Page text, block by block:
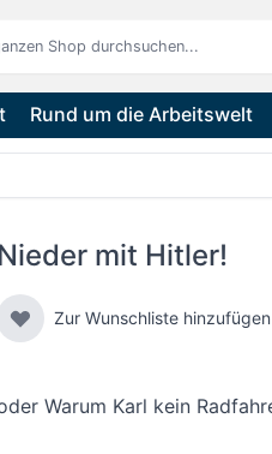
Rund um die Arbeitswelt
Nieder mit Hitler!
Zur Wunschliste hinzufügen
Warum Karl kein